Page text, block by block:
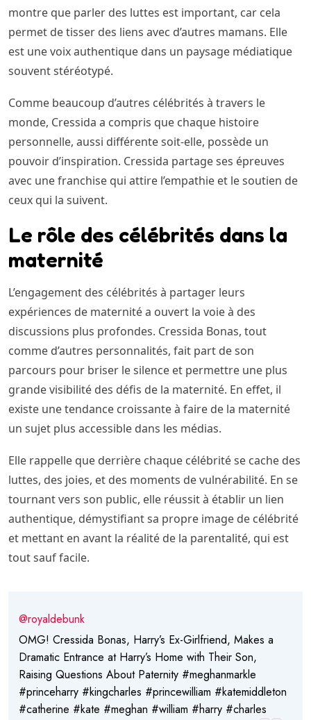
montre que parler des luttes est important, car cela
permet de tisser des liens avec d’autres mamans. Elle
est une voix authentique dans un paysage médiatique
souvent stéréotypé.
Comme beaucoup d’autres célébrités à travers le
monde, Cressida a compris que chaque histoire
personnelle, aussi différente soit-elle, possède un
pouvoir d’inspiration. Cressida partage ses épreuves
avec une franchise qui attire l’empathie et le soutien de
ceux qui la suivent.
Le rôle des célébrités dans la
maternité
L’engagement des célébrités à partager leurs
expériences de maternité a ouvert la voie à des
discussions plus profondes. Cressida Bonas, tout
comme d’autres personnalités, fait part de son
parcours pour briser le silence et permettre une plus
grande visibilité des défis de la maternité. En effet, il
existe une tendance croissante à faire de la maternité
un sujet plus accessible dans les médias.
Elle rappelle que derrière chaque célébrité se cache des
luttes, des joies, et des moments de vulnérabilité. En se
tournant vers son public, elle réussit à établir un lien
authentique, démystifiant sa propre image de célébrité
et mettant en avant la réalité de la parentalité, qui est
tout sauf facile.
@royaldebunk
OMG! Cressida Bonas, Harry’s Ex-Girlfriend, Makes a
Dramatic Entrance at Harry’s Home with Their Son,
Raising Questions About Paternity #meghanmarkle
#princeharry #kingcharles #princewilliam #katemiddleton
#catherine #kate #meghan #william #harry #charles